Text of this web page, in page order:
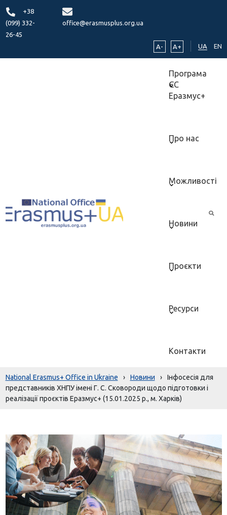
+38
(099) 332-
26-45
office@erasmusplus.org.ua
A- A+ UA EN
Програма
ЄС
Еразмус+
Про нас
Можливості
Новини
Проєкти
Ресурси
Контакти
National Erasmus+ Office in Ukraine › Новини ›
Інфосесія для
представників ХНПУ імені Г. С. Сковороди щодо підготовки і
реалізації проєктів Еразмус+ (15.01.2025 р., м. Харків)